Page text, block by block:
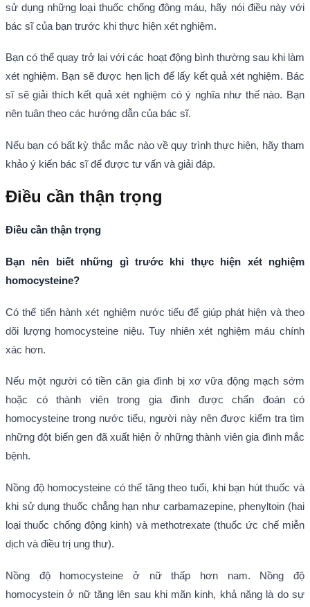
sử dụng những loại thuốc chống đông máu, hãy nói điều này với
bác sĩ của bạn trước khi thực hiện xét nghiệm.
Bạn có thể quay trở lại với các hoạt động bình thường sau khi làm
xét nghiệm. Bạn sẽ được hẹn lịch để lấy kết quả xét nghiệm. Bác
sĩ sẽ giải thích kết quả xét nghiệm có ý nghĩa như thế nào. Bạn
nên tuân theo các hướng dẫn của bác sĩ.
Nếu bạn có bất kỳ thắc mắc nào về quy trình thực hiện, hãy tham
khảo ý kiến bác sĩ để được tư vấn và giải đáp.
Điều cần thận trọng
Điều cần thận trọng
Bạn nên biết những gì trước khi thực hiện xét nghiệm
homocysteine?
Có thể tiến hành xét nghiệm nước tiểu để giúp phát hiện và theo
dõi lượng homocysteine niệu. Tuy nhiên xét nghiệm máu chính
xác hơn.
Nếu một người có tiền căn gia đình bị xơ vữa động mạch sớm
hoặc có thành viên trong gia đình được chẩn đoán có
homocysteine trong nước tiểu, người này nên được kiểm tra tìm
những đột biến gen đã xuất hiện ở những thành viên gia đình mắc
bệnh.
Nồng độ homocysteine có thể tăng theo tuổi, khi bạn hút thuốc và
khi sử dụng thuốc chẳng hạn như carbamazepine, phenyltoin (hai
loại thuốc chống động kinh) và methotrexate (thuốc ức chế miễn
dịch và điều trị ung thư).
Nồng độ homocysteine ở nữ thấp hơn nam. Nồng độ
homocystein ở nữ tăng lên sau khi mãn kinh, khả năng là do sự